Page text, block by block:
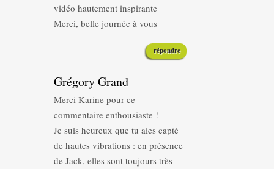
vidéo hautement inspirante
Merci, belle journée à vous
répondre
Grégory Grand
Merci Karine pour ce
commentaire enthousiaste !
Je suis heureux que tu aies capté
de hautes vibrations : en présence
de Jack, elles sont toujours très